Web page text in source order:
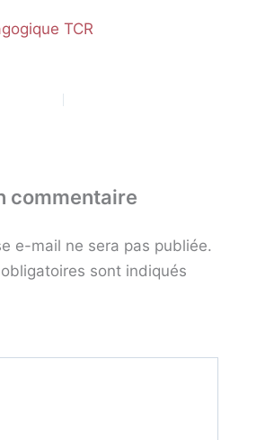
TCR
commentaire
e-mail ne sera pas publiée.
sont indiqués